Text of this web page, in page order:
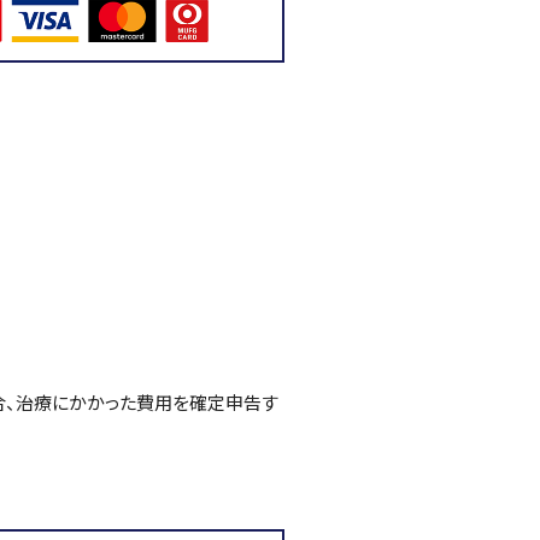
治療にかかった費用を確定申告す